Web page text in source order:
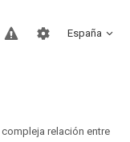
España
relación entre